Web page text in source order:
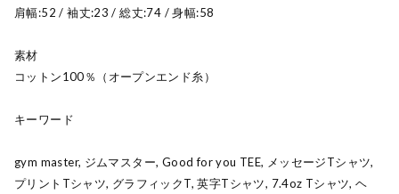
肩幅:52 / 袖丈:23 / 総丈:74 / 身幅:58
素材
コットン100％（オープンエンド糸）
キーワード
gym master, ジムマスター, Good for you TEE, メッセージTシャツ,
プリントTシャツ, グラフィックT, 英字Tシャツ, 7.4oz Tシャツ, ヘ